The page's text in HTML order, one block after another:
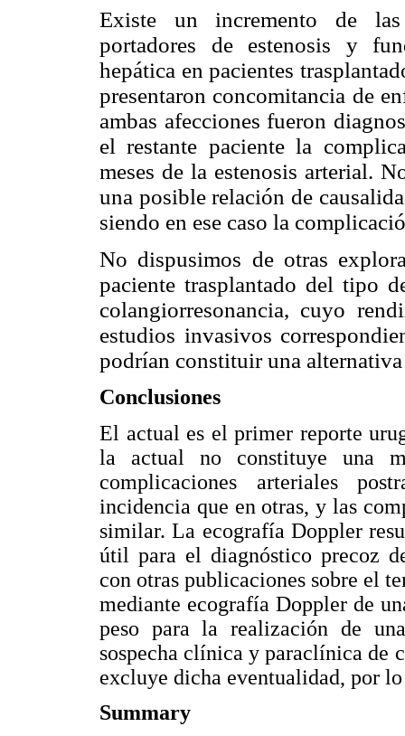
Existe un incremento de las
portadores de estenosis y
hepática en pacientes
presentaron concomitancia de
ambas afecciones fueron
el restante paciente la
meses de la estenosis arterial.
una posible relación de
siendo en ese caso la
No dispusimos de otras
paciente trasplantado del tipo
colangiorresonancia, cuyo
estudios invasivos
podrían constituir una
Conclusiones
El actual es el primer reporte
la actual no constituye una
complicaciones arteriales
incidencia que en otras, y las
similar. La ecografía Doppler
útil para el diagnóstico precoz
con otras publicaciones sobre el
mediante ecografía Doppler de
peso para la realización de
sospecha clínica y paraclínica de
excluye dicha eventualidad, por
Summary